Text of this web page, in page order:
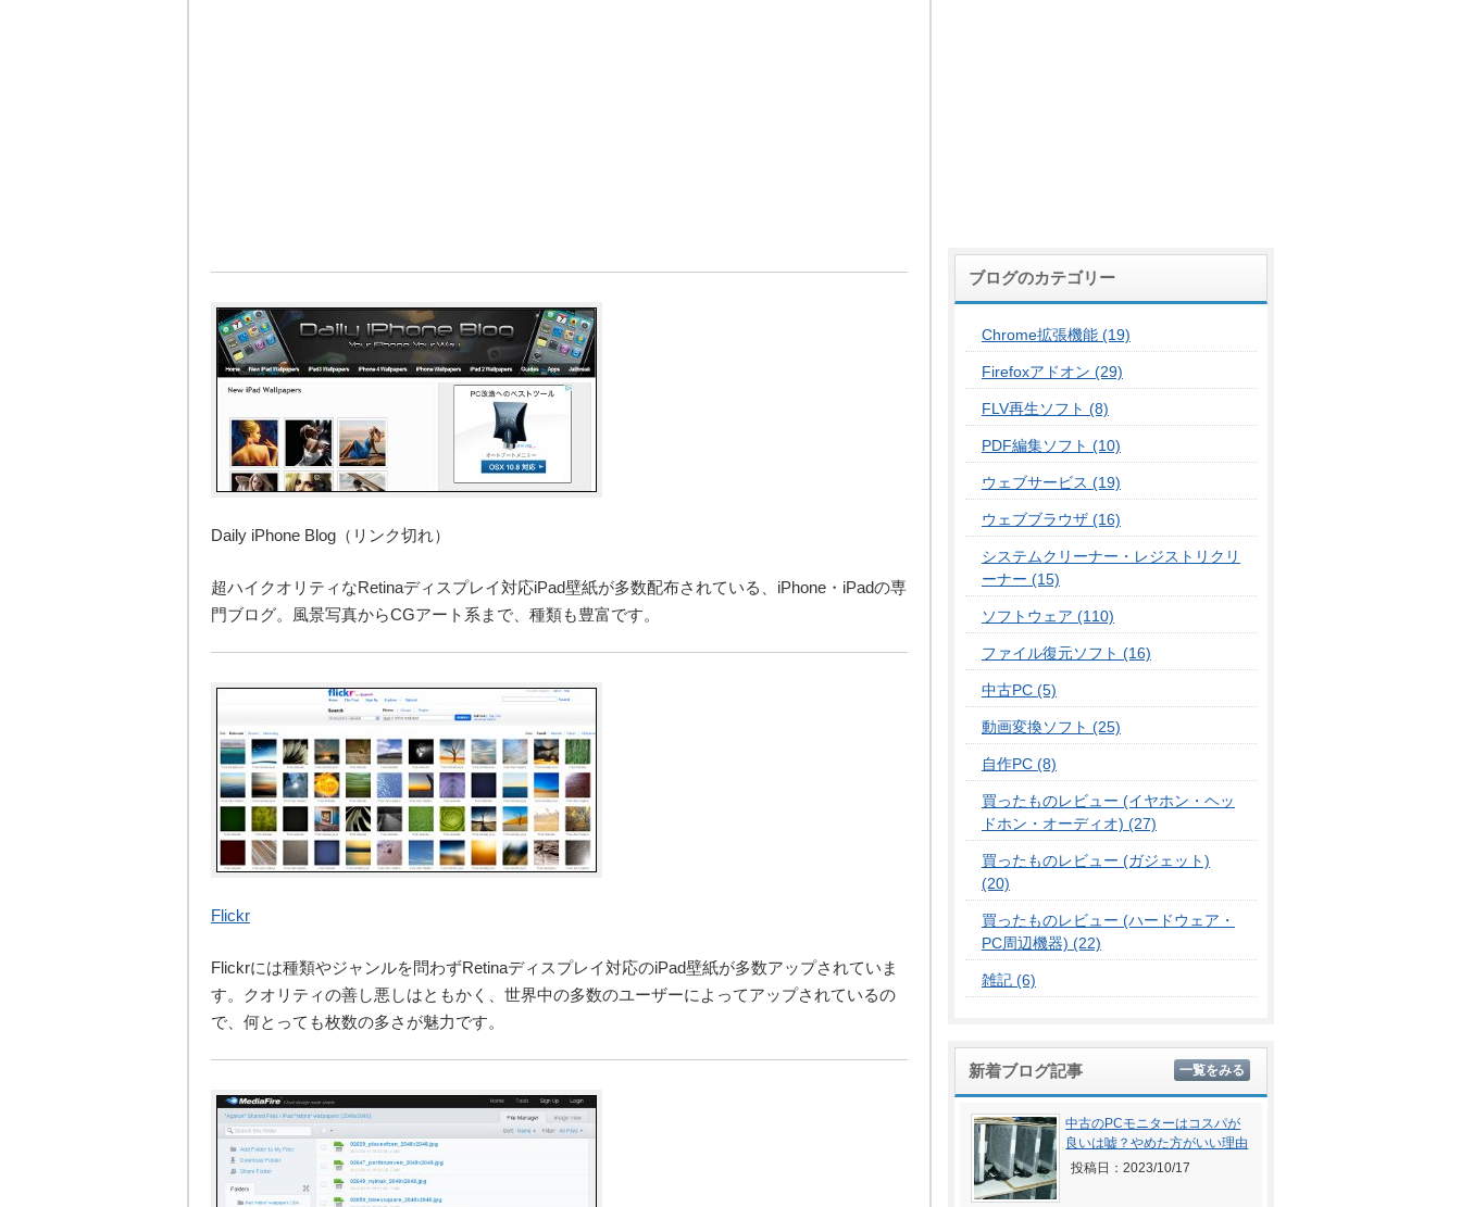
Daily iPhone Blog（リンク切れ）
超ハイクオリティなRetinaディスプレイ対応iPad壁紙が多数配布されている、iPhone・iPadの専
門ブログ。風景写真からCGアート系まで、種類も豊富です。
Flickr
Flickrには種類やジャンルを問わずRetinaディスプレイ対応のiPad壁紙が多数アップされていま
す。クオリティの善し悪しはともかく、世界中の多数のユーザーによってアップされているの
で、何とっても枚数の多さが魅力です。
ブログのカテゴリー
Chrome拡張機能 (19)
Firefoxアドオン (29)
FLV再生ソフト (8)
PDF編集ソフト (10)
ウェブサービス (19)
ウェブブラウザ (16)
システムクリーナー・レジストリクリ
ーナー (15)
ソフトウェア (110)
ファイル復元ソフト (16)
中古PC (5)
動画変換ソフト (25)
自作PC (8)
買ったものレビュー (イヤホン・ヘッ
ドホン・オーディオ) (27)
買ったものレビュー (ガジェット)
(20)
買ったものレビュー (ハードウェア・
PC周辺機器) (22)
雑記 (6)
新着ブログ記事 一覧をみる
中古のPCモニターはコスパが
良いは嘘？やめた方がいい理由
投稿日：2023/10/17